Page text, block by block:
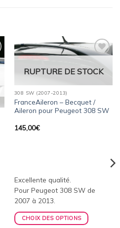
Ajouter
à la
wishlist
RUPTURE DE STOCK
308 SW (2007-2013)
FranceAileron – Becquet /
Aileron pour Peugeot 308 SW
145,00€
Excellente qualité.
Pour Peugeot 308 SW de
2007 à 2013.
CHOIX DES OPTIONS